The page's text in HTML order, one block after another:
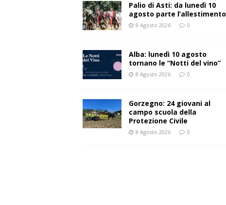
Palio di Asti: da lunedì 10
agosto parte l’allestimento
8 Agosto 2026 0
Alba: lunedì 10 agosto
tornano le “Notti del vino”
8 Agosto 2026 0
Gorzegno: 24 giovani al
campo scuola della
Protezione Civile
8 Agosto 2026 0